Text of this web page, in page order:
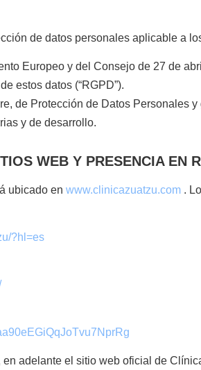
de datos personales aplicable a
Europeo y del Consejo de 27 de
estos datos (“RGPD”).
de Protección de Datos Personales
y de desarrollo.
WEB Y PRESENCIA EN
ubicado en www.clinicazuatzu.com .
?hl=es
adelante el sitio web oficial de